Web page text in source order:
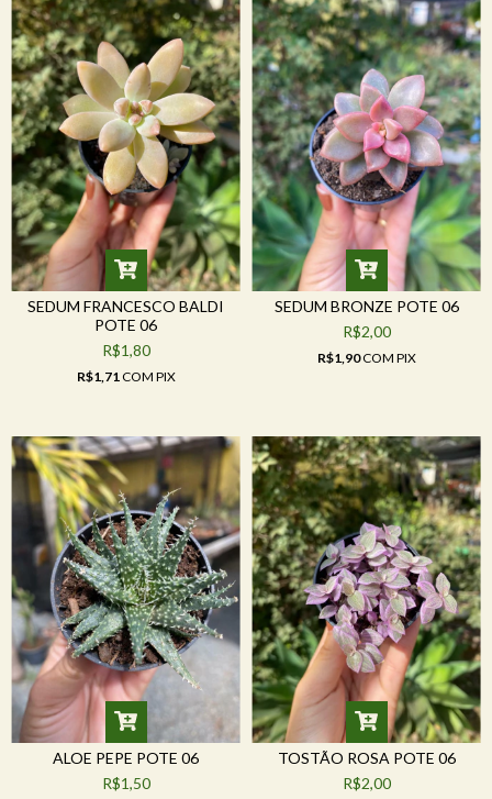
SEDUM FRANCESCO BALDI
POTE 06
R$1,80
R$1,71 COM PIX
SEDUM BRONZE POTE 06
R$2,00
R$1,90COM PIX
ALOE PEPE POTE 06
R$1,50
TOSTÃO ROSA POTE 06
R$2,00